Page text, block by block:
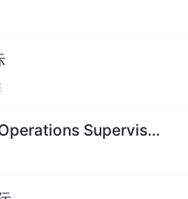
道营运主管（Retail Operations Supervisor）